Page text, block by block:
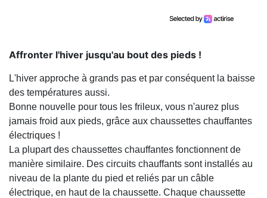
Affronter l'hiver jusqu'au bout des pieds !
L'hiver approche à grands pas et par conséquent la baisse
des températures aussi.
Bonne nouvelle pour tous les frileux, vous n'aurez plus
jamais froid aux pieds, grâce aux chaussettes chauffantes
électriques !
La plupart des chaussettes chauffantes fonctionnent de
manière similaire. Des circuits chauffants sont installés au
niveau de la plante du pied et reliés par un câble
électrique, en haut de la chaussette. Chaque chaussette